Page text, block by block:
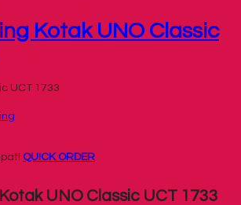
Kotak UNO Classic
UCT 1733
QUICK ORDER
UNO Classic UCT 1733